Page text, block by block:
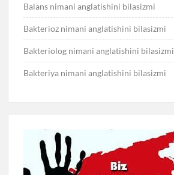
Balans nimani anglatishini bilasizmi
Bakterioz nimani anglatishini bilasizmi
Bakteriolog nimani anglatishini bilasizmi
Bakteriya nimani anglatishini bilasizmi